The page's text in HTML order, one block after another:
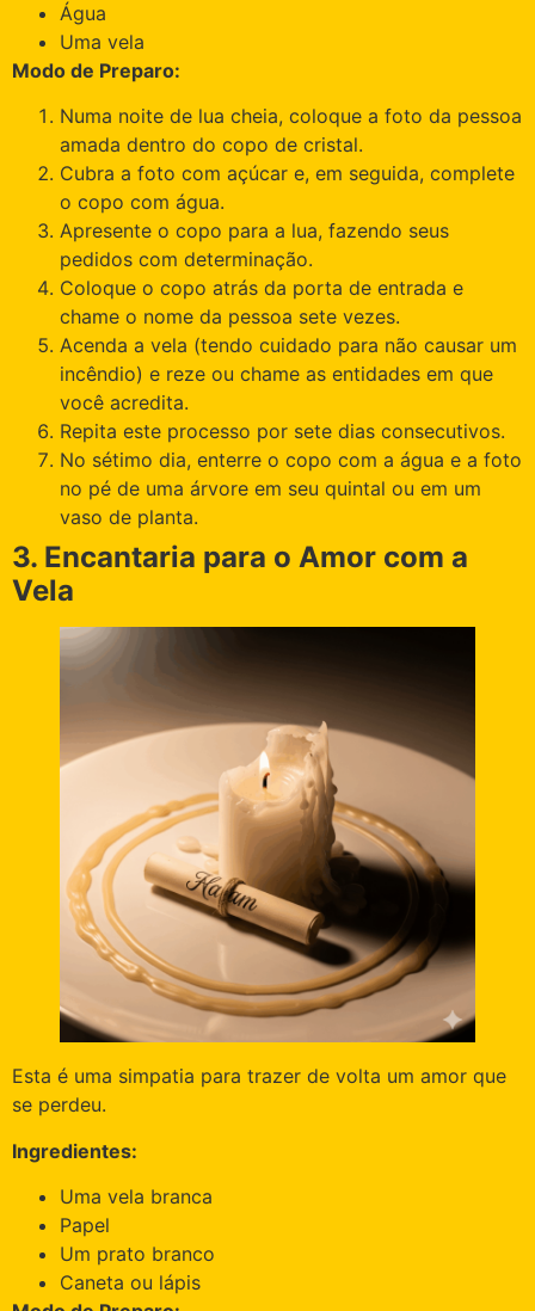
Água
Uma vela
Modo de Preparo:
Numa noite de lua cheia, coloque a foto da pessoa
amada dentro do copo de cristal.
Cubra a foto com açúcar e, em seguida, complete
o copo com água.
Apresente o copo para a lua, fazendo seus
pedidos com determinação.
Coloque o copo atrás da porta de entrada e
chame o nome da pessoa sete vezes.
Acenda a vela (tendo cuidado para não causar um
incêndio) e reze ou chame as entidades em que
você acredita.
Repita este processo por sete dias consecutivos.
No sétimo dia, enterre o copo com a água e a foto
no pé de uma árvore em seu quintal ou em um
vaso de planta.
3. Encantaria para o Amor com a
Vela
Esta é uma simpatia para trazer de volta um amor que
se perdeu.
Ingredientes:
Uma vela branca
Papel
Um prato branco
Caneta ou lápis